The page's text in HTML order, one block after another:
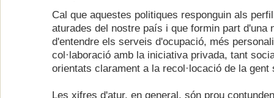
Cal que aquestes politiques responguin als
aturades del nostre país i que formin part d'una
d'entendre els serveis d'ocupació, més
col·laboració amb la iniciativa privada, tant
orientats clarament a la recol·locació de la gent
Les xifres d'atur, en general, són prou